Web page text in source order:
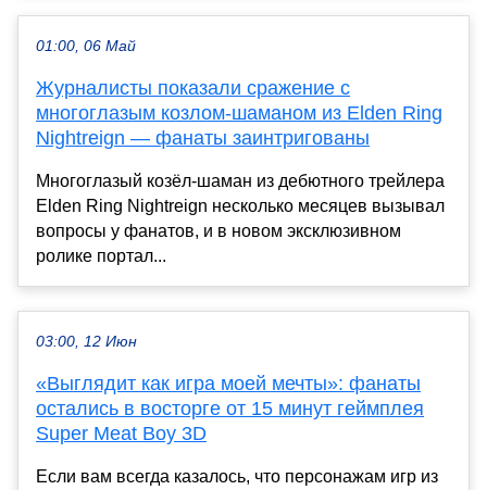
01:00, 06 Май
Журналисты показали сражение с
многоглазым козлом-шаманом из Elden Ring
Nightreign — фанаты заинтригованы
Многоглазый козёл-шаман из дебютного трейлера
Elden Ring Nightreign несколько месяцев вызывал
вопросы у фанатов, и в новом эксклюзивном
ролике портал...
03:00, 12 Июн
«Выглядит как игра моей мечты»: фанаты
остались в восторге от 15 минут геймплея
Super Meat Boy 3D
Если вам всегда казалось, что персонажам игр из